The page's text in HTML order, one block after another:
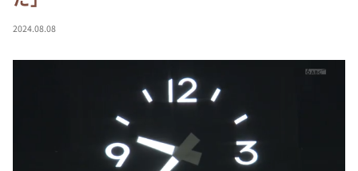
～人生密着トークバラエティ！～ やすとものいたっ
て真剣です
探偵！ナイトスクープ
河合＆A.B.C-Z塚田×福井アナ「なんでやねん！？」
（news おかえり）
DAIGOも台所 ～きょうの献立 何にする？～
2024.08.08